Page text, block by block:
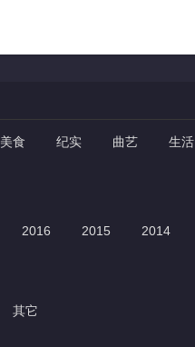
美食 纪实 曲艺 生活
2016 2015 2014
其它